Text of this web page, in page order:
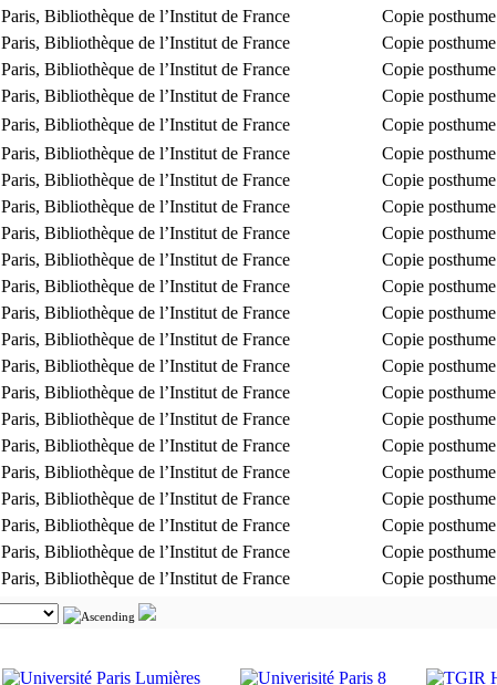
Paris, Bibliothèque de l’Institut de France Copie posthume
Paris, Bibliothèque de l’Institut de France Copie posthume
Paris, Bibliothèque de l’Institut de France Copie posthume
Paris, Bibliothèque de l’Institut de France Copie posthume
Paris, Bibliothèque de l’Institut de France Copie posthume
Paris, Bibliothèque de l’Institut de France Copie posthume
Paris, Bibliothèque de l’Institut de France Copie posthume
Paris, Bibliothèque de l’Institut de France Copie posthume
Paris, Bibliothèque de l’Institut de France Copie posthume
Paris, Bibliothèque de l’Institut de France Copie posthume
Paris, Bibliothèque de l’Institut de France Copie posthume
Paris, Bibliothèque de l’Institut de France Copie posthume
Paris, Bibliothèque de l’Institut de France Copie posthume
Paris, Bibliothèque de l’Institut de France Copie posthume
Paris, Bibliothèque de l’Institut de France Copie posthume
Paris, Bibliothèque de l’Institut de France Copie posthume
Paris, Bibliothèque de l’Institut de France Copie posthume
Paris, Bibliothèque de l’Institut de France Copie posthume
Paris, Bibliothèque de l’Institut de France Copie posthume
Paris, Bibliothèque de l’Institut de France Copie posthume
Paris, Bibliothèque de l’Institut de France Copie posthume
Paris, Bibliothèque de l’Institut de France Copie posthume